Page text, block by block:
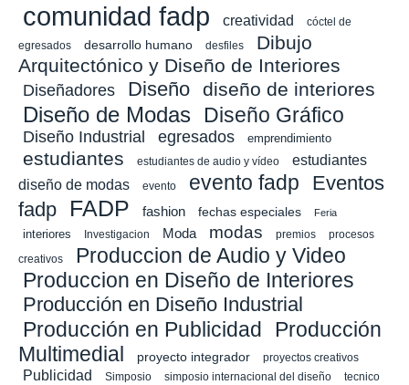
comunidad fadp creatividad
cóctel de
egresados
desarrollo humano desfiles
Dibujo
Arquitectónico y Diseño de Interiores
Diseñadores Diseño diseño de interiores
Diseño de Modas Diseño Gráfico
Diseño Industrial egresados emprendimiento
estudiantes estudiantes de audio y vídeo
estudiantes
diseño de modas
evento evento fadp
Eventos
fadp
FADP fashion fechas especiales Feria
interiores Investigacion Moda modas premios procesos
creativos Produccion de Audio y Video
Produccion en Diseño de Interiores
Producción en Diseño Industrial
Producción en Publicidad
Producción
Multimedial
proyecto integrador proyectos creativos
Publicidad Simposio simposio internacional del diseño
tecnico